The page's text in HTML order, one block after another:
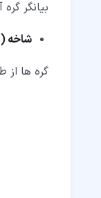
بیانگر
شاخه (
گره ها